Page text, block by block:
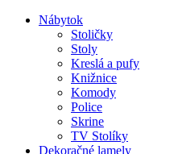
Nábytok
Stoličky
Stoly
Kreslá a pufy
Knižnice
Komody
Police
Skrine
TV Stolíky
Dekoračné lamely